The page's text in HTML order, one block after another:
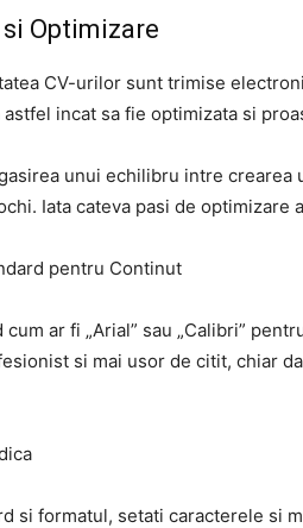
Optimizare
CV-urilor sunt trimise
incat sa fie optimizata si
unui echilibru intre
Iata cateva pasi de optimizare
pentru Continut
ar fi „Arial” sau „Calibri”
si mai usor de citit, chiar
si formatul, setati caracterele si